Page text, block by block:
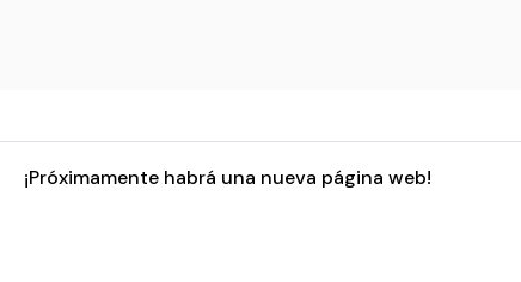
¡Próximamente habrá una nueva página web!